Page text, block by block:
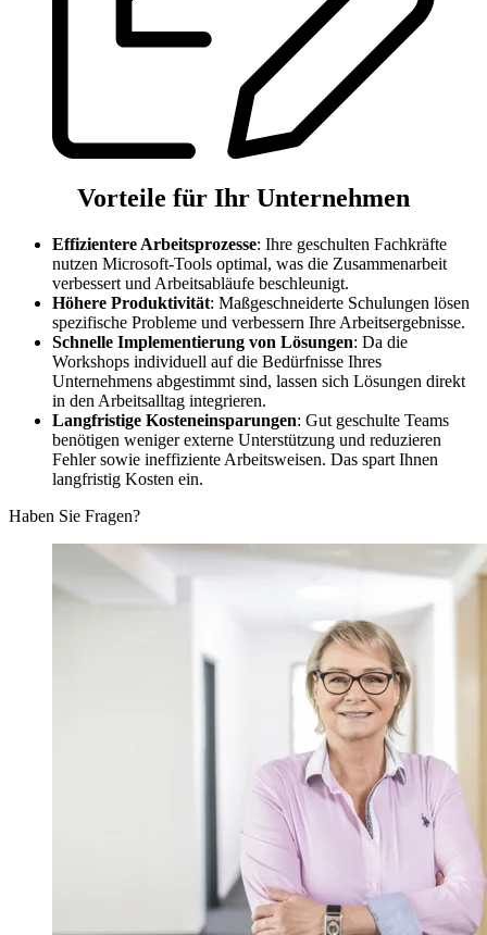
Vorteile für Ihr Unternehmen
Effizientere Arbeitsprozesse: Ihre geschulten Fachkräfte
nutzen Microsoft-Tools optimal, was die Zusammenarbeit
verbessert und Arbeitsabläufe beschleunigt.
Höhere Produktivität: Maßgeschneiderte Schulungen lösen
spezifische Probleme und verbessern Ihre Arbeitsergebnisse.
Schnelle Implementierung von Lösungen: Da die
Workshops individuell auf die Bedürfnisse Ihres
Unternehmens abgestimmt sind, lassen sich Lösungen direkt
in den Arbeitsalltag integrieren.
Langfristige Kosteneinsparungen: Gut geschulte Teams
benötigen weniger externe Unterstützung und reduzieren
Fehler sowie ineffiziente Arbeitsweisen. Das spart Ihnen
langfristig Kosten ein.
Haben Sie Fragen?